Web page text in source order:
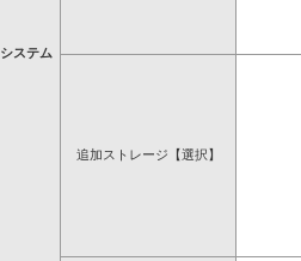
システム
追加ストレージ【選択】